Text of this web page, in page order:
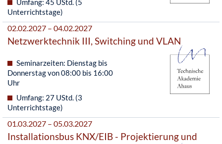
Umfang: 45 UStd. (5
Unterrichtstage)
02.02.2027 – 04.02.2027
Netzwerktechnik III, Switching und VLAN
Seminarzeiten: Dienstag bis
Donnerstag von 08:00 bis 16:00
Uhr
Umfang: 27 UStd. (3
Unterrichtstage)
01.03.2027 – 05.03.2027
Installationsbus KNX/EIB - Projektierung und